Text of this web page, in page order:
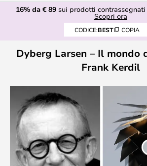
16% da € 89sui prodotti contrassegnati
Scopri ora
CODICE:BEST COPIA
Dyberg Larsen – Il mondo
Frank Kerdil